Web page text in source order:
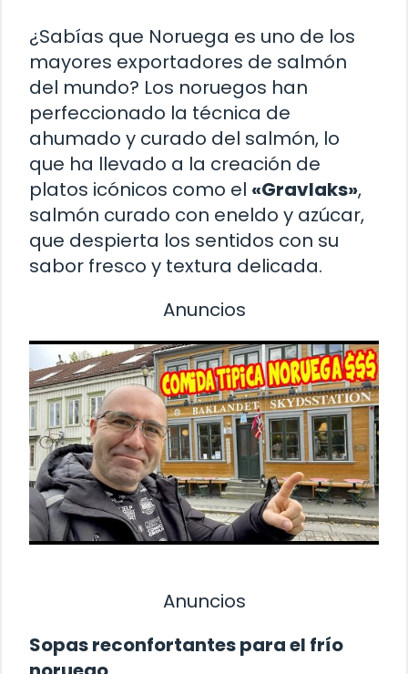
¿Sabías que Noruega es uno de los
mayores exportadores de salmón
del mundo? Los noruegos han
perfeccionado la técnica de
ahumado y curado del salmón, lo
que ha llevado a la creación de
platos icónicos como el «Gravlaks»,
salmón curado con eneldo y azúcar,
que despierta los sentidos con su
sabor fresco y textura delicada.
Anuncios
Anuncios
Sopas reconfortantes para el frío